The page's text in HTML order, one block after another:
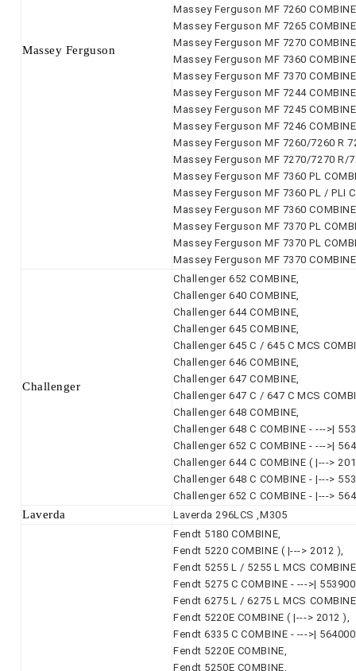
Massey Ferguson
Massey Ferguson MF 7260
Massey Ferguson MF 7265
Massey Ferguson MF 7270
Massey Ferguson MF 7360
Massey Ferguson MF 7370
Massey Ferguson MF 7244
Massey Ferguson MF 7245
Massey Ferguson MF 7246
Massey Ferguson MF 7260/7260 R
Massey Ferguson MF 7270/7270 R/
Massey Ferguson MF 7360 PL
Massey Ferguson MF 7360 PL / PLI
Massey Ferguson MF 7360
Massey Ferguson MF 7370 PL
Massey Ferguson MF 7370 PL
Massey Ferguson MF 7370
Challenger
Challenger 652 COMBINE,
Challenger 640 COMBINE,
Challenger 644 COMBINE,
Challenger 645 COMBINE,
Challenger 645 C / 645 C MCS
Challenger 646 COMBINE,
Challenger 647 COMBINE,
Challenger 647 C / 647 C MCS
Challenger 648 COMBINE,
Challenger 648 C COMBINE - --->|
Challenger 652 C COMBINE - --->|
Challenger 644 C COMBINE ( |--->
Challenger 648 C COMBINE - |--->
Challenger 652 C COMBINE - |--->
Laverda
Laverda 296LCS ,M305
Fendt 5180 COMBINE,
Fendt 5220 COMBINE ( |---> 2012 ),
Fendt 5255 L / 5255 L MCS
Fendt 5275 C COMBINE - --->|
Fendt 6275 L / 6275 L MCS
Fendt 5220E COMBINE ( |---> 2012 ),
Fendt 6335 C COMBINE - --->|
Fendt 5220E COMBINE,
Fendt 5250E COMBINE,